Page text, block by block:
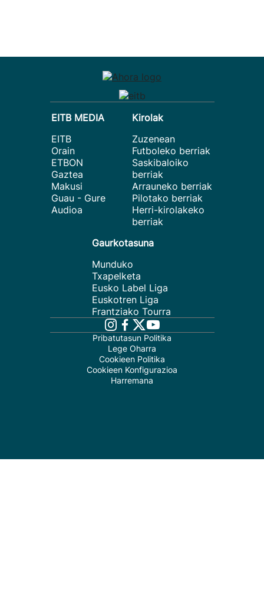
EITB MEDIA
EITB
Orain
ETBON
Gaztea
Makusi
Guau - Gure
Audioa
Kirolak
Zuzenean
Futboleko berriak
Saskibaloiko
berriak
Arrauneko berriak
Pilotako berriak
Herri-kirolakeko
berriak
Gaurkotasuna
Munduko
Txapelketa
Eusko Label Liga
Euskotren Liga
Frantziako Tourra
Pribatutasun Politika
Lege Oharra
Cookieen Politika
Cookieen Konfigurazioa
Harremana